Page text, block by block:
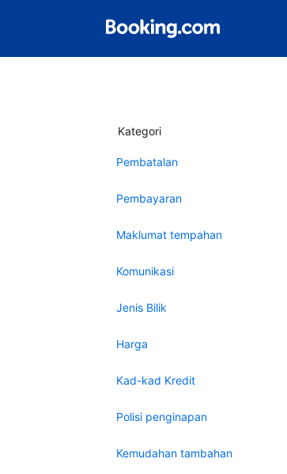
Kategori
Pembatalan
Pembayaran
Maklumat tempahan
Komunikasi
Jenis Bilik
Harga
Kad-kad Kredit
Polisi penginapan
Kemudahan tambahan